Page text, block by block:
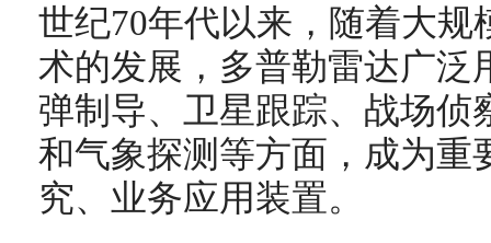
世纪70年代以来，随着大
术的发展，多普勒雷达广泛
弹制导、卫星跟踪、战场侦
和气象探测等方面，成为重
究、业务应用装置。